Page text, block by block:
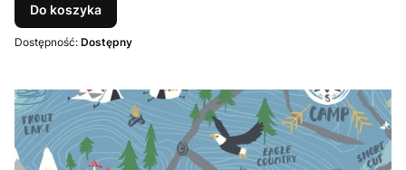
Do koszyka
Dostępność: Dostępny